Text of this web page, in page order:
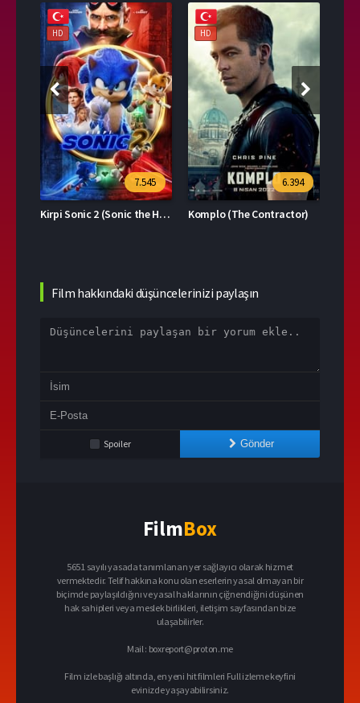
HD
7.545
Kirpi Sonic 2 (Sonic the Hedgehog 2)
HD
6.394
Komplo (The Contractor)
Film hakkındaki düşüncelerinizi paylaşın
Spoiler Gönder
FilmBox
5651 sayılı yasada tanımlanan yer sağlayıcı olarak hizmet
vermektedir. Telif hakkına konu olan eserlerin yasal olmayan bir
biçimde paylaşıldığını ve yasal haklarının çiğnendiğini düşünen
hak sahipleri veya meslek birlikleri, iletişim sayfasından bize
ulaşabilirler.
Mail : boxreport@proton.me
Film izle başlığı altında, en yeni hit filmleri Full izleme keyfini
evinizde yaşayabilirsiniz.